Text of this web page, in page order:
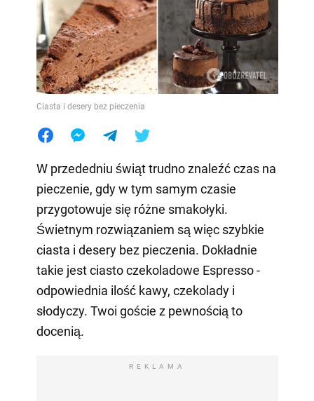
Ciasta i desery bez pieczenia
W przededniu świąt trudno znaleźć czas na
pieczenie, gdy w tym samym czasie
przygotowuje się różne smakołyki.
Świetnym rozwiązaniem są więc szybkie
ciasta i desery bez pieczenia. Dokładnie
takie jest ciasto czekoladowe Espresso -
odpowiednia ilość kawy, czekolady i
słodyczy. Twoi goście z pewnością to
docenią.
REKLAMA